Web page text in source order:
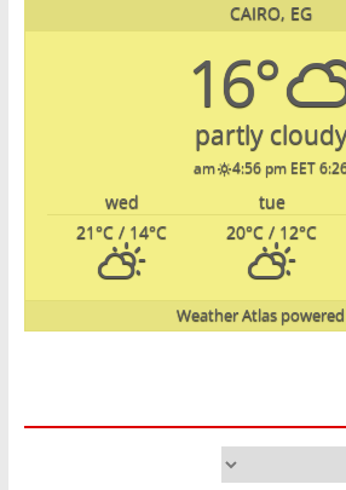
CAIRO, EG
16°
partly
6:26
4:56 pm EET
tue
wed
20°C / 12°C
21°C / 14°C
Weather Atlas